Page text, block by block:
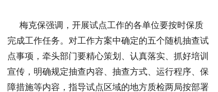
梅克保强调，开展试点工作的各单位要按时保质
完成工作任务。对工作方案中确定的五个随机抽查试
点事项，牵头部门要精心策划、认真落实、抓好培训
宣传，明确规定抽查内容、抽查方式、运行程序、保
障措施等内容，指导试点区域的地方质检两局按部署